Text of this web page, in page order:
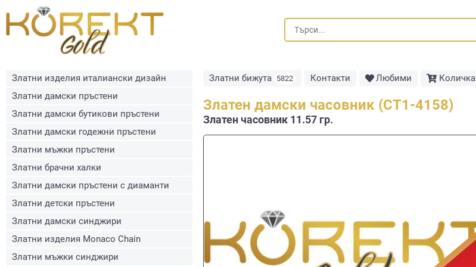
Златни изделия италиански дизайн
Златни дамски пръстени
Златни дамски бутикови пръстени
Златни дамски годежни пръстени
Златни мъжки пръстени
Златни брачни халки
Златни дамски пръстени с диаманти
Златни детски пръстени
Златни дамски синджири
Златни изделия Monaco Chain
Златни мъжки синджири
Златни бижута 5822 Контакти Любими Количка
Златен дамски часовник (СТ1-4158)
Златен часовник 11.57 гр.